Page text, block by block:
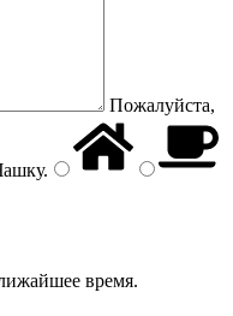
Пожалуйста,
.
время.